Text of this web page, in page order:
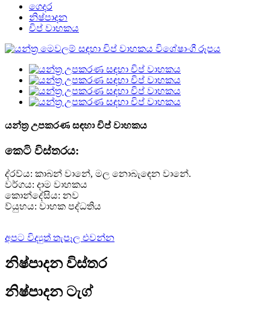
ගෙදර
නිෂ්පාදන
චිප් වාහකය
යන්ත්‍ර උපකරණ සඳහා චිප් වාහකය
කෙටි විස්තරය:
ද්රව්ය: කාබන් වානේ, මල නොබැඳෙන වානේ.
වර්ගය: දාම වාහකය
කොන්දේසිය: නව
ව්යුහය: වාහක පද්ධතිය
අපට විද්‍යුත් තැපෑල එවන්න
නිෂ්පාදන විස්තර
නිෂ්පාදන ටැග්